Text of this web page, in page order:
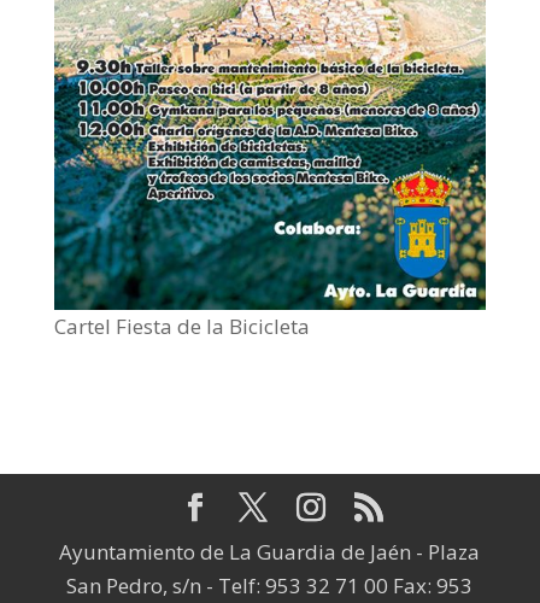
Cartel Fiesta de la Bicicleta
Ayuntamiento de La Guardia de Jaén - Plaza
San Pedro, s/n - Telf: 953 32 71 00 Fax: 953